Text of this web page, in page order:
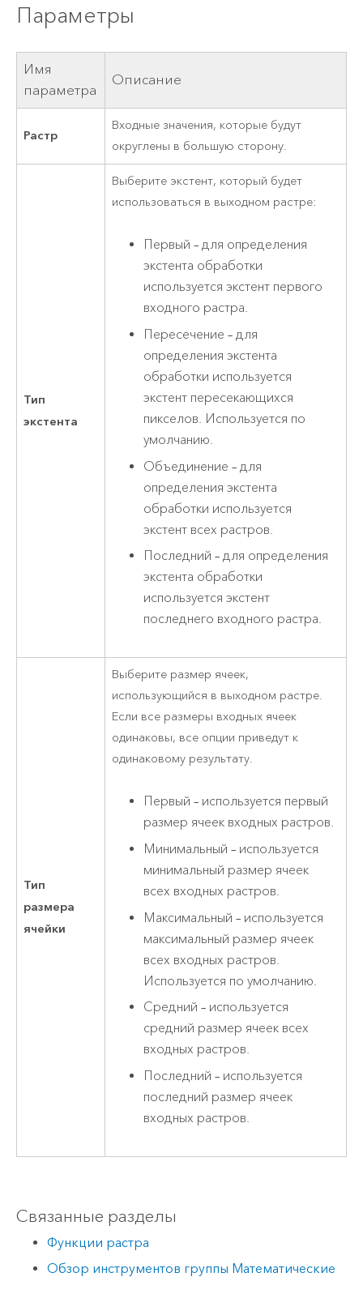
Параметры
Имя
параметра
Описание
Растр
Входные значения, которые будут
округлены в большую сторону.
Тип
экстента
Выберите экстент, который будет
использоваться в выходном растре:
Первый – для определения
экстента обработки
используется экстент первого
входного растра.
Пересечение – для
определения экстента
обработки используется
экстент пересекающихся
пикселов. Используется по
умолчанию.
Объединение – для
определения экстента
обработки используется
экстент всех растров.
Последний – для определения
экстента обработки
используется экстент
последнего входного растра.
Тип
размера
ячейки
Выберите размер ячеек,
использующийся в выходном растре.
Если все размеры входных ячеек
одинаковы, все опции приведут к
одинаковому результату.
Первый – используется первый
размер ячеек входных растров.
Минимальный – используется
минимальный размер ячеек
всех входных растров.
Максимальный – используется
максимальный размер ячеек
всех входных растров.
Используется по умолчанию.
Средний – используется
средний размер ячеек всех
входных растров.
Последний – используется
последний размер ячеек
входных растров.
Связанные разделы
Функции растра
Обзор инструментов группы Математические